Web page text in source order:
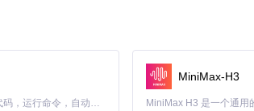
mis/Mist/raw/
Claude Code 的开源替代方案。连接任意大模型，编辑代码，运行命令，自动验证 — 全自动执行。用 Rust 构建，极致性能。 ｜ An open-source alternative to Claude Code. Connect any LLM, edit code, run commands, and verify changes — autonomously. Built in Rust for speed. Get Started
MiniMax-H3